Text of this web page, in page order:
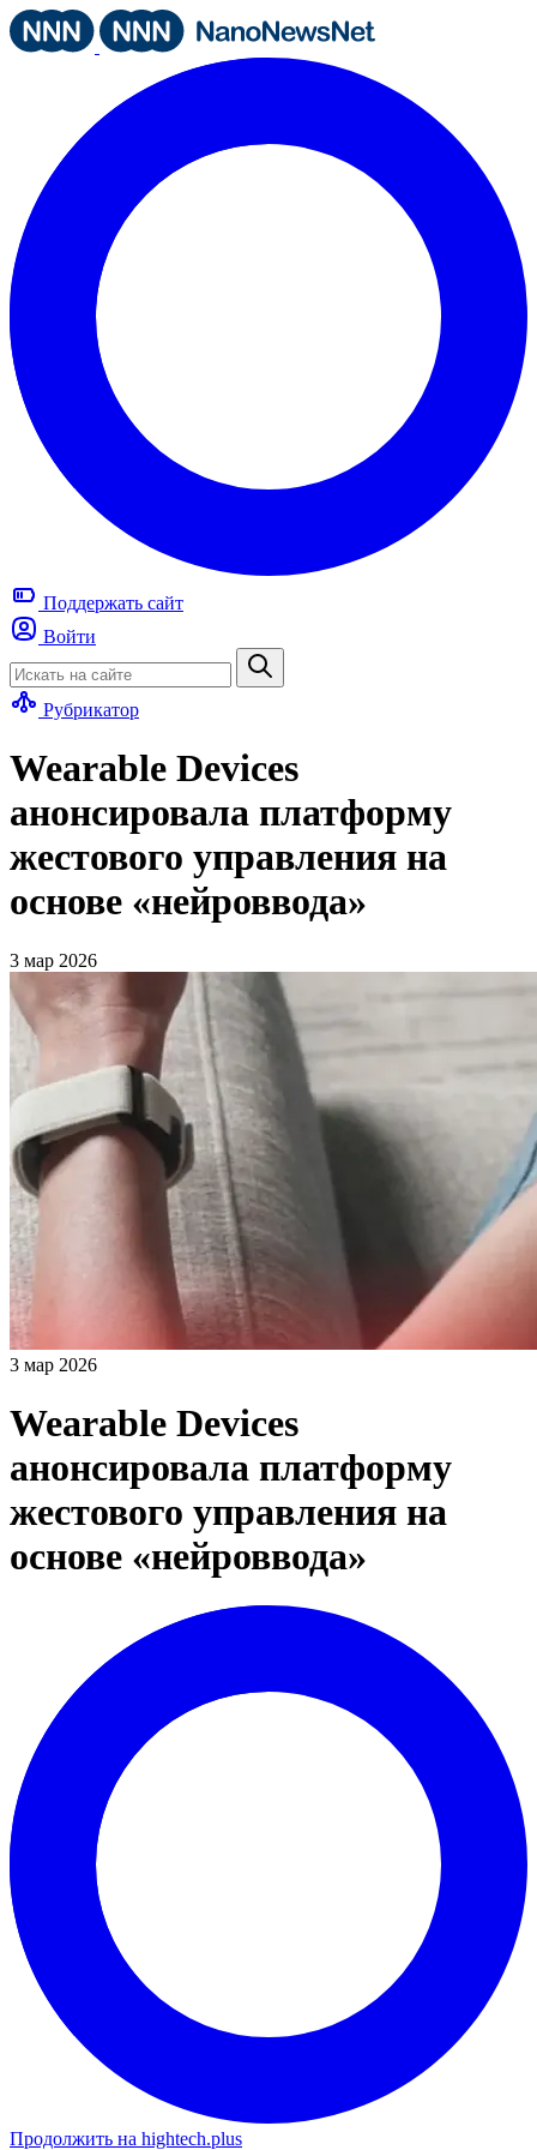
Поддержать сайт
Войти
Рубрикатор
Wearable Devices
анонсировала платформу
жестового управления на
основе «нейроввода»
3 мар 2026
3 мар 2026
Wearable Devices
анонсировала платформу
жестового управления на
основе «нейроввода»
Продолжить на hightech.plus